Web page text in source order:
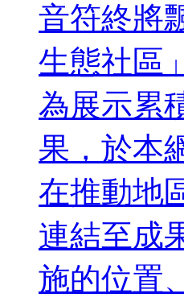
音符終將
生態社區
為展示累
果，於本
在推動地
連結至成
施的位置